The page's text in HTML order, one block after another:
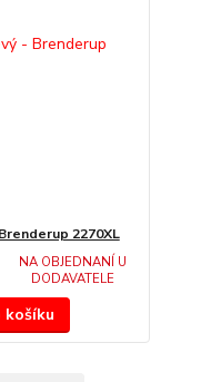
2270XL
NA OBJEDNANÍ U
DODAVATELE
košíku